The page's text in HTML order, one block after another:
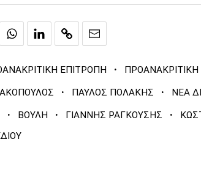
ΕΠΙΤΡΟΠΗ · ΠΡΟΑΝΑΚΡΙΤΙΚΗ
· ΠΑΥΛΟΣ ΠΟΛΑΚΗΣ · ΝΕΑ
· ΒΟΥΛΗ · ΓΙΑΝΝΗΣ ΡΑΓΚΟΥΣΗΣ ·